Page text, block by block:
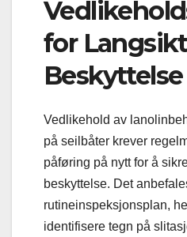
for
Beskyttelse
Vedlikehold av
på seilbåter krever
påføring på nytt for å
beskyttelse. Det
rutineinspeksjonsplan,
identifisere tegn på